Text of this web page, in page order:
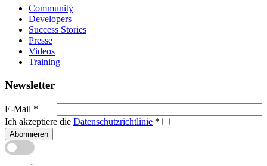
Community
Developers
Success Stories
Presse
Videos
Training
Newsletter
E-Mail *
Ich akzeptiere die Datenschutzrichtlinie *
Abonnieren